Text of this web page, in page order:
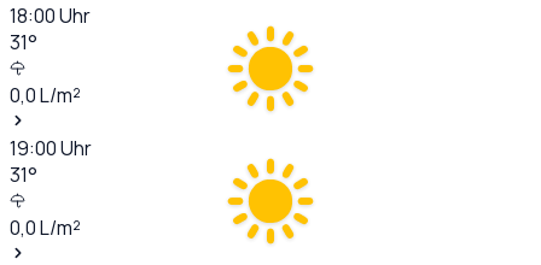
18:00Uhr
31°
0,0L/m²
19:00Uhr
31°
0,0L/m²